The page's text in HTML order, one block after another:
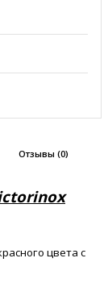
Отзывы (0)
цвета с